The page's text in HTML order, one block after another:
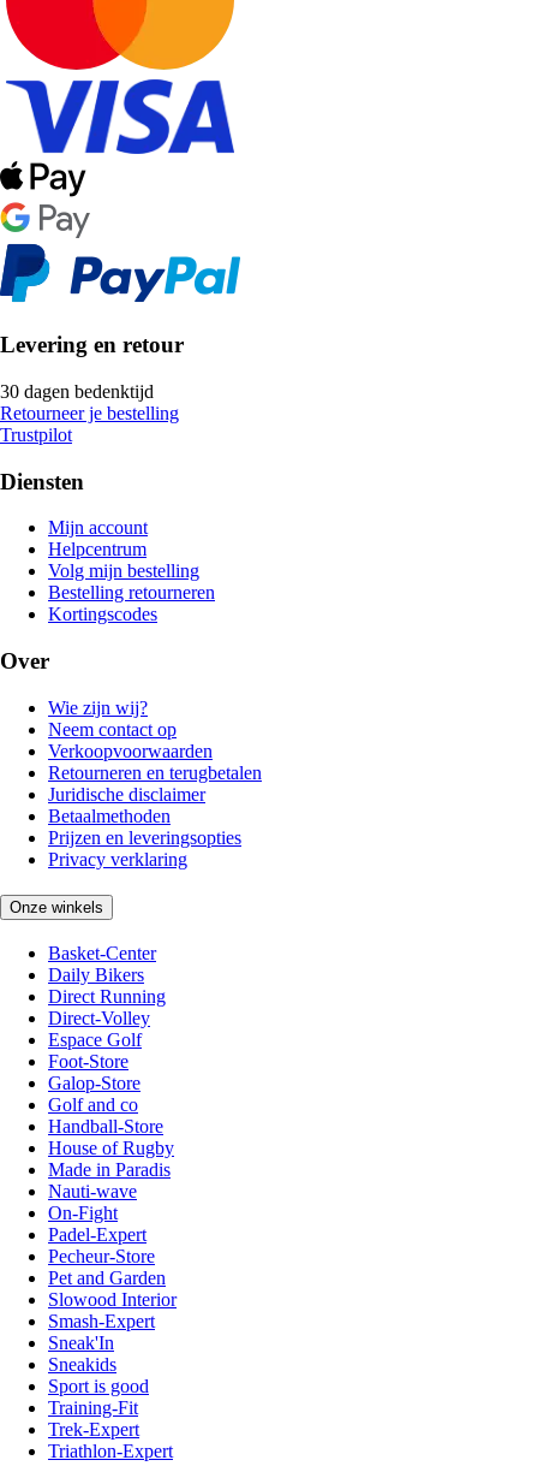
Levering en retour
30 dagen bedenktijd
Retourneer je bestelling
Trustpilot
Diensten
Mijn account
Helpcentrum
Volg mijn bestelling
Bestelling retourneren
Kortingscodes
Over
Wie zijn wij?
Neem contact op
Verkoopvoorwaarden
Retourneren en terugbetalen
Juridische disclaimer
Betaalmethoden
Prijzen en leveringsopties
Privacy verklaring
Onze winkels
Basket-Center
Daily Bikers
Direct Running
Direct-Volley
Espace Golf
Foot-Store
Galop-Store
Golf and co
Handball-Store
House of Rugby
Made in Paradis
Nauti-wave
On-Fight
Padel-Expert
Pecheur-Store
Pet and Garden
Slowood Interior
Smash-Expert
Sneak'In
Sneakids
Sport is good
Training-Fit
Trek-Expert
Triathlon-Expert